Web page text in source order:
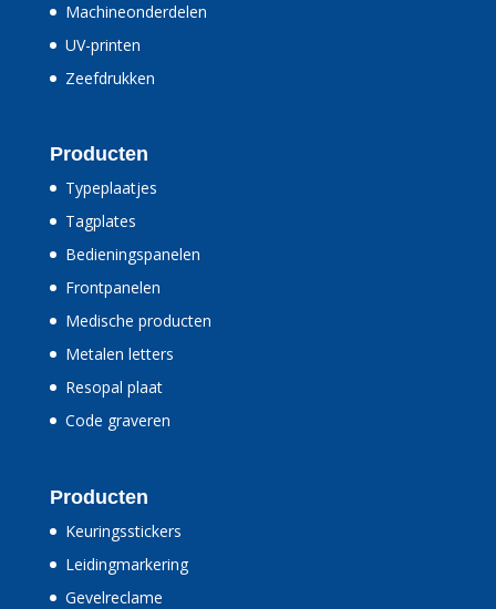
Machineonderdelen
UV-printen
Zeefdrukken
Producten
Typeplaatjes
Tagplates
Bedieningspanelen
Frontpanelen
Medische producten
Metalen letters
Resopal plaat
Code graveren
Producten
Keuringsstickers
Leidingmarkering
Gevelreclame